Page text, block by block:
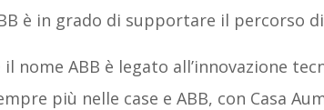
è in grado di supportare il percorso
il nome ABB è legato all’innovazione
più nelle case e ABB, con Casa